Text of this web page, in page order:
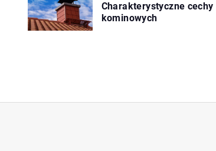
Charakterystyczne cechy
kominowych